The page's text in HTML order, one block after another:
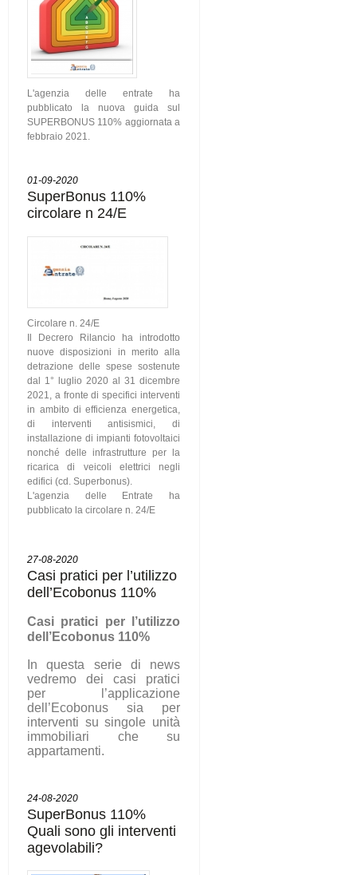
L'agenzia delle entrate ha
pubblicato la nuova guida sul
SUPERBONUS 110% aggiornata a
febbraio 2021.
01-09-2020
SuperBonus 110%
circolare n 24/E
Circolare n. 24/E
Il Decrero Rilancio ha introdotto
nuove disposizioni in merito alla
detrazione delle spese sostenute
dal 1° luglio 2020 al 31 dicembre
2021, a fronte di specifici interventi
in ambito di efficienza energetica,
di interventi antisismici, di
installazione di impianti fotovoltaici
nonché delle infrastrutture per la
ricarica di veicoli elettrici negli
edifici (cd. Superbonus).
L'agenzia delle Entrate ha
pubblicato la circolare n. 24/E
27-08-2020
Casi pratici per l’utilizzo
dell’Ecobonus 110%
Casi pratici per l’utilizzo
dell’Ecobonus 110%
In questa serie di news
vedremo dei casi pratici
per l’applicazione
dell’Ecobonus sia per
interventi su singole unità
immobiliari che su
appartamenti.
24-08-2020
SuperBonus 110%
Quali sono gli interventi
agevolabili?